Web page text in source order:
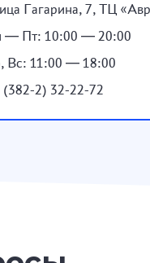
Гагарина, 7, ТЦ
— Пт: 10:00 — 20:00
Вс: 11:00 — 18:00
(382-2) 32-22-72